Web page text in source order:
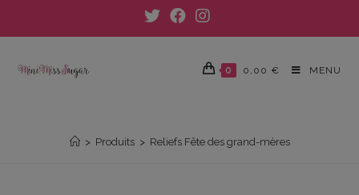
0 0,00 € MENU
> Produits > Reliefs Fête des grand-mères